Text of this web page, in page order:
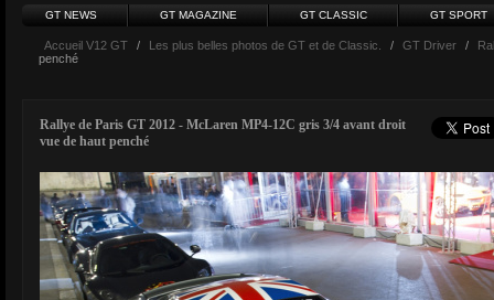
GT NEWS GT MAGAZINE GT CLASSIC GT SPORT
Accueil V12 GT / Les plus belles photos de GT et de Classic. / GT Driver /
penché
Rallye de Paris GT 2012 - McLaren MP4-12C gris 3/4 avant droit
vue de haut penché